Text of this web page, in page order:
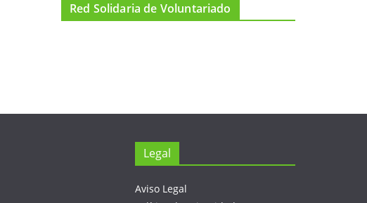
Red Solidaria de Voluntariado
Legal
Aviso Legal